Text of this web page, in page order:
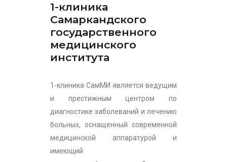
1-клиника
Самаркандского
государственного
медицинского
института
1-клиника СамМИ является ведущим
и престижным центром по
диагностике заболеваний и лечению
больных, оснащенный современной
медицинской аппаратурой и
имеющий